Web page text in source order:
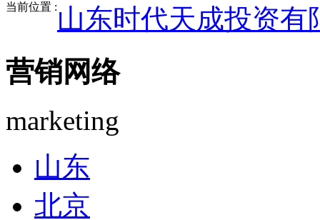
当前位置 : 山东时代天成投资有
营销网络
marketing
山东
北京